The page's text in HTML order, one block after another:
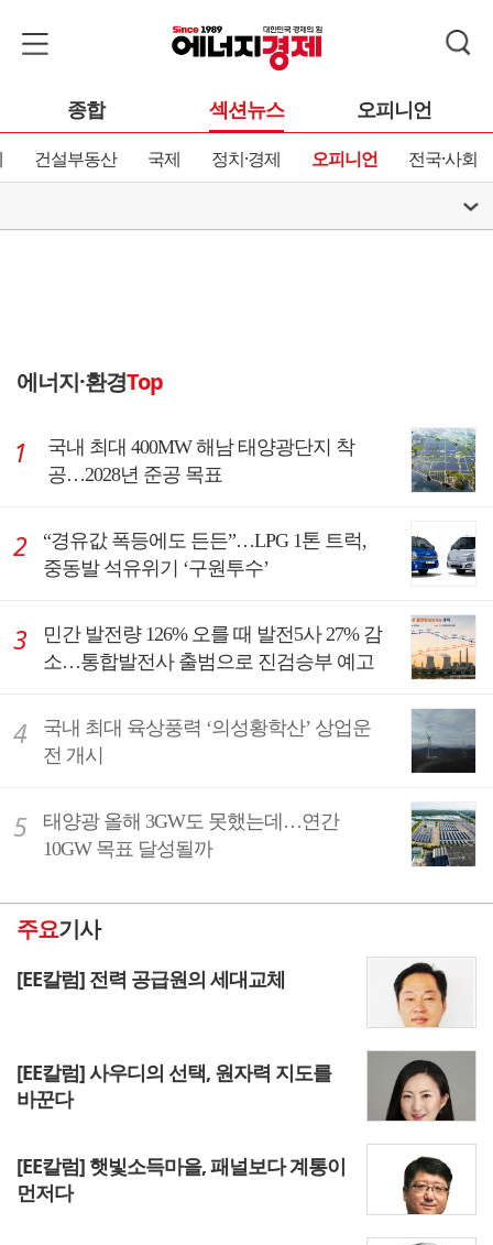
종합 섹션뉴스 오피니언
건설부동산 국제 정치·경제 오피니언 전국·사회
에너지·환경Top
국내 최대 400MW 해남 태양광단지 착
공…2028년 준공 목표
“경유값 폭등에도 든든”…LPG 1톤 트럭,
중동발 석유위기 ‘구원투수’
민간 발전량 126% 오를 때 발전5사 27% 감
소…통합발전사 출범으로 진검승부 예고
국내 최대 육상풍력 ‘의성황학산’ 상업운
전 개시
태양광 올해 3GW도 못했는데…연간
10GW 목표 달성될까
주요기사
[EE칼럼] 전력 공급원의 세대교체
[EE칼럼] 사우디의 선택, 원자력 지도를
바꾼다
[EE칼럼] 햇빛소득마을, 패널보다 계통이
먼저다